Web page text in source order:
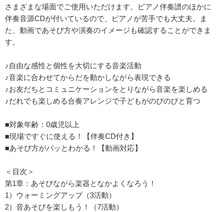
さまざまな場面でご使用いただけます。ピアノ伴奏譜のほかに
伴奏音源CDが付いているので、ピアノが苦手でも大丈夫。ま
た、動画であそび方や演奏のイメージも確認することができま
す。
♪自由な感性と個性を大切にする音楽活動
♪音楽に合わせてからだを動かしながら表現できる
♪お友だちとコミュニケーションをとりながら音楽を楽しめる
♪だれでも楽しめる合奏アレンジで子どもがのびのびと育つ
■対象年齢：0歳児以上
■現場ですぐに使える！【伴奏CD付き】
■あそび方がパッとわかる！【動画対応】
＜目次＞
第1章：あそびながら楽器となかよくなろう！
1）ウォーミングアップ（3活動）
2）音あそびを楽しもう！（7活動）